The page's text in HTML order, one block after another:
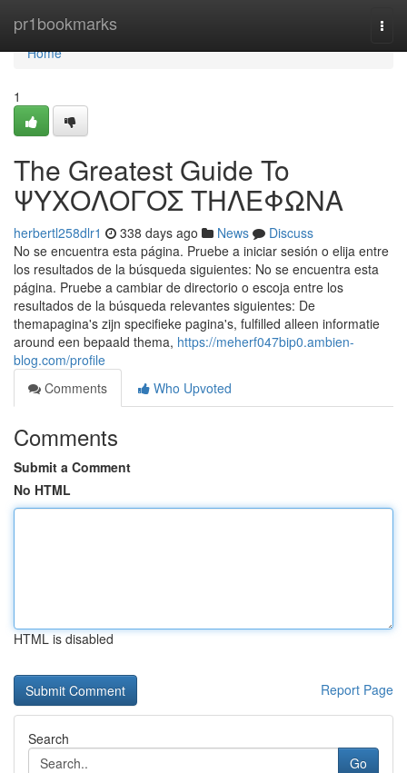
pr1bookmarks
Home
Home
1
The Greatest Guide To
ΨΥΧΟΛΟΓΟΣ ΤΗΛΕΦΩΝΑ
herbertl258dlr1 338 days ago News
Discuss
No se encuentra esta página. Pruebe a iniciar sesión o elija entre
los resultados de la búsqueda siguientes: No se encuentra esta
página. Pruebe a cambiar de directorio o escoja entre los
resultados de la búsqueda relevantes siguientes: De
themapagina's zijn specifieke pagina's, fulfilled alleen informatie
around een bepaald thema, https://meherf047bip0.ambien-
blog.com/profile
Comments
Who Upvoted
Comments
Submit a Comment
No HTML
HTML is disabled
Report Page
Search
Go